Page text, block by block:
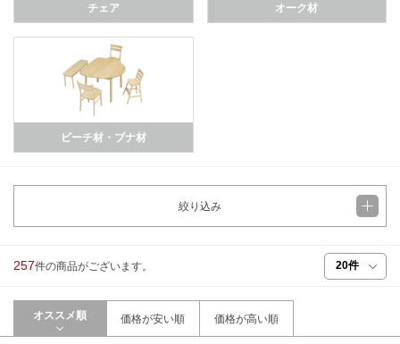
チェア オーク材
ビーチ材・ブナ材
絞り込み
257件の商品がございます。
オススメ順 価格が安い順 価格が高い順